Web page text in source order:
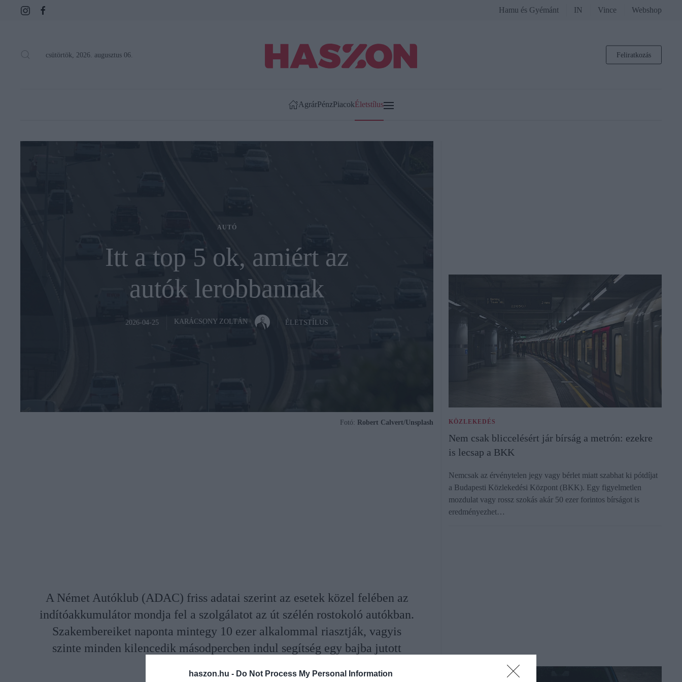
haszon.hu - Do Not Process My Personal Information
Hamu és Gyémánt IN Vince Webshop
csütörtök, 2026. augusztus 06. Feliratkozás
AgrárPénzPiacokÉletstílus
AUTÓ
Itt a top 5 ok, amiért az
autók lerobbannak
2026-04-25 KARÁCSONY ZOLTÁN ÉLETSTÍLUS
Fotó: Robert Calvert/Unsplash
A Német Autóklub (ADAC) friss adatai szerint az esetek közel felében az
indítóakkumulátor mondja fel a szolgálatot az út szélén rostokoló autókban.
Szakembereiket naponta mintegy 10 ezer alkalommal riasztják, vagyis
szinte minden kilencedik másodpercben indul segítség egy bajba jutott
KÖZLEKEDÉS
Nem csak bliccelésért jár bírság a metrón: ezekre
is lecsap a BKK
Nemcsak az érvénytelen jegy vagy bérlet miatt szabhat ki pótdíjat
a Budapesti Közlekedési Központ (BKK). Egy figyelmetlen
mozdulat vagy rossz szokás akár 50 ezer forintos bírságot is
eredményezhet…